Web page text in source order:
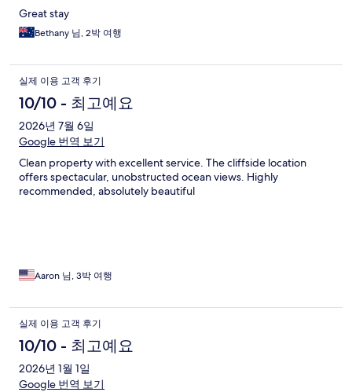
Great stay
Bethany 님, 2박 여행
실제 이용 고객 후기
10/10 - 최고예요
2026년 7월 6일
Google 번역 보기
Clean property with excellent service. The cliffside location
offers spectacular, unobstructed ocean views. Highly
recommended, absolutely beautiful
Aaron 님, 3박 여행
실제 이용 고객 후기
10/10 - 최고예요
2026년 1월 1일
Google 번역 보기